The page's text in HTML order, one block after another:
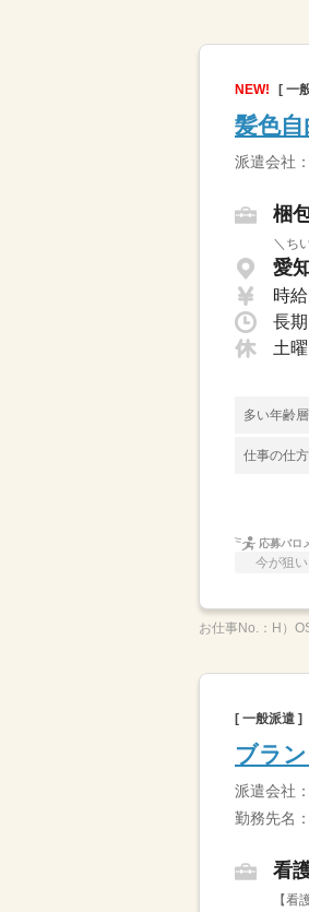
NEW! [ 一
髪色
派遣会社：
梱
＼ち
愛
時
長
土
多い年齢層
仕事の仕方
応募バロ
今が狙
お仕事No.： H）
[ 一般派遣 ]
ブラ
派遣会社：
勤務先名
看
【